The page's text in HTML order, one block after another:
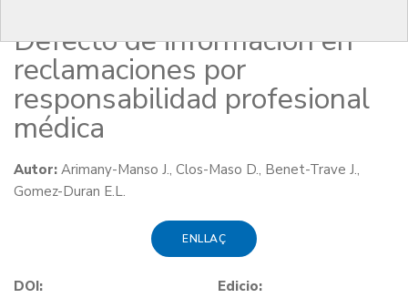
Defecto de información en
reclamaciones por
responsabilidad profesional
médica
Autor: Arimany-Manso J., Clos-Maso D., Benet-Trave J.,
Gomez-Duran E.L.
ENLLAÇ
DOI:
Edicio: